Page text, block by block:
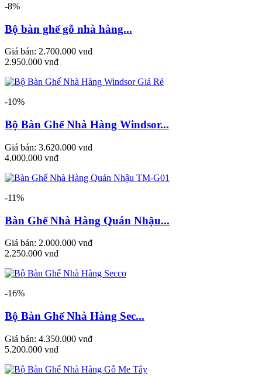
-8%
Bộ bàn ghế gỗ nhà hàng...
Giá bán: 2.700.000 vnđ
2.950.000 vnđ
-10%
Bộ Bàn Ghế Nhà Hàng Windsor...
Giá bán: 3.620.000 vnđ
4.000.000 vnđ
-11%
Bàn Ghế Nhà Hàng Quán Nhậu...
Giá bán: 2.000.000 vnđ
2.250.000 vnđ
-16%
Bộ Bàn Ghế Nhà Hàng Sec...
Giá bán: 4.350.000 vnđ
5.200.000 vnđ